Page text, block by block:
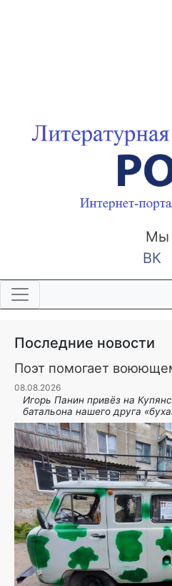
Мы
ВК
Последние новости
Поэт помогает
08.08.2026
Игорь Панин привëз на
батальона нашего друга